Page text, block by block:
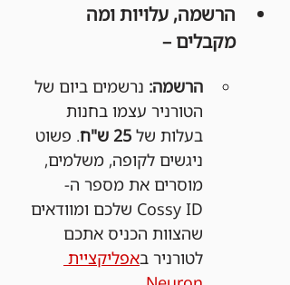
הרשמה, עלויות ומה
מקבלים –
הרשמה: נרשמים ביום של
הטורניר עצמו בחנות
בעלות של 25 ש"ח
. פשוט
ניגשים לקופה, משלמים,
מוסרים את מספר ה-
Cossy ID שלכם ומוודאים
שהצוות הכניס אתכם
לטורניר באפליקציית